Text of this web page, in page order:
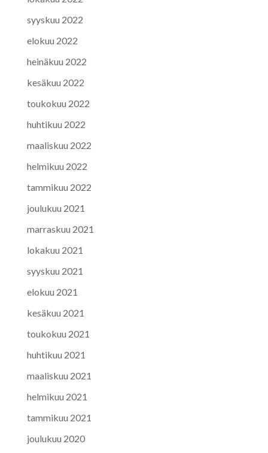
syyskuu 2022
elokuu 2022
heinäkuu 2022
kesäkuu 2022
toukokuu 2022
huhtikuu 2022
maaliskuu 2022
helmikuu 2022
tammikuu 2022
joulukuu 2021
marraskuu 2021
lokakuu 2021
syyskuu 2021
elokuu 2021
kesäkuu 2021
toukokuu 2021
huhtikuu 2021
maaliskuu 2021
helmikuu 2021
tammikuu 2021
joulukuu 2020